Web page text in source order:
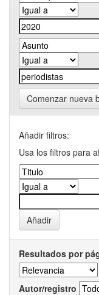
Comenzar nueva
Añadir filtros:
Usa los filtros para
Resultados por
Autor/registro